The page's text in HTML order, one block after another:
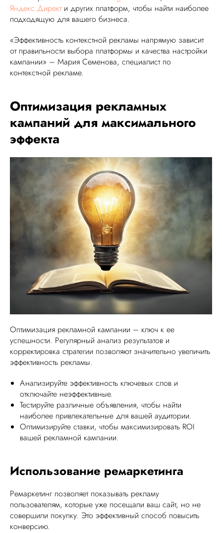
Яндекс.Директи других платформ, чтобы найти наиболее
подходящую для вашего бизнеса.
«Эффективность контекстной рекламы напрямую зависит
от правильности выбора платформы и качества настройки
кампании» – Мария Семенова, специалист по
контекстной рекламе.
Оптимизация рекламных
кампаний для максимального
эффекта
Оптимизация рекламной кампании – ключ к ее
успешности. Регулярный анализ результатов и
корректировка стратегии позволяют значительно увеличить
эффективность рекламы.
Анализируйте эффективность ключевых слов и
отключайте неэффективные.
Тестируйте различные объявления, чтобы найти
наиболее привлекательные для вашей аудитории.
Оптимизируйте ставки, чтобы максимизировать ROI
вашей рекламной кампании.
Использование ремаркетинга
Ремаркетинг позволяет показывать рекламу
пользователям, которые уже посещали ваш сайт, но не
совершили покупку. Это эффективный способ повысить
конверсию.